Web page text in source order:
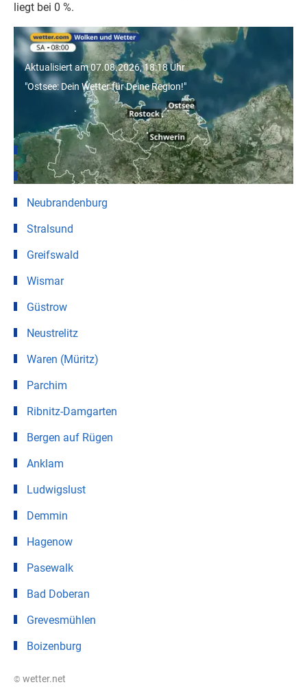
liegt bei 0 %.
"Ostsee: Dein Wetter für Deine Region!"
Aktualisiert am 07.08.2026, 18:18 Uhr
"Ostsee: Dein Wetter für Deine Region!"
Wetter für Städte in Mecklenburg-Vorpommern
Rostock
Schwerin
Neubrandenburg
Stralsund
Greifswald
Wismar
Güstrow
Neustrelitz
Waren (Müritz)
Parchim
Ribnitz-Damgarten
Bergen auf Rügen
Anklam
Ludwigslust
Demmin
Hagenow
Pasewalk
Bad Doberan
Grevesmühlen
Boizenburg
© wetter.net